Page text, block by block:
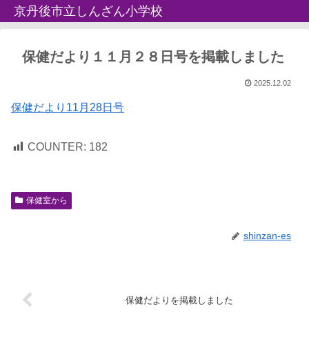
京丹後市立しんざん小学校
保健だより１１月２８日号を掲載しました
2025.12.02
保健だより11月28日号
COUNTER: 182
保健室から
shinzan-es
保健だよりを掲載しました